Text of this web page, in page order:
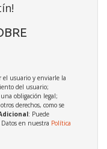
el usuario y enviarle la
del usuario;
obligación legal;
derechos, como se
: Puede
en nuestra Política